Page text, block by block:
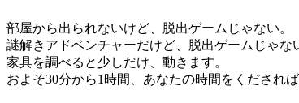
部屋から出られないけど、脱出ゲームじゃない。
謎解きアドベンチャーだけど、脱出ゲームじゃな
家具を調べると少しだけ、動きます。
およそ30分から1時間、あなたの時間をくだされ